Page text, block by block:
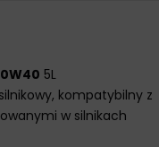
5L
kompatybilny z
w silnikach